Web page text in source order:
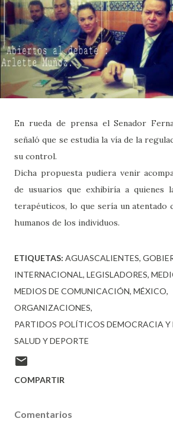
En rueda de prensa el Senador
señaló que se estudia la vía de la
su control.
Dicha propuesta pudiera venir
de usuarios que exhibiría a quienes
terapéuticos, lo que sería un atentado
humanos de los individuos.
ETIQUETAS: AGUASCALIENTES
INTERNACIONAL LEGISLADORES
MEDIOS DE COMUNICACIÓN MÉXICO
ORGANIZACIONES
PARTIDOS POLÍTICOS DEMOCRACIA Y
SALUD Y DEPORTE
COMPARTIR
Comentarios